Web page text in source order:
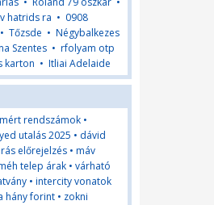
hatrids ra • 0908
• Tőzsde • Négybalkezes
Szentes • rfolyam otp
karton • Itliai Adelaide
rendszámok •
utalás 2025 • dávid
előrejelzés • máv
telep árak • várható
• intercity vonatok
hány forint • zokni